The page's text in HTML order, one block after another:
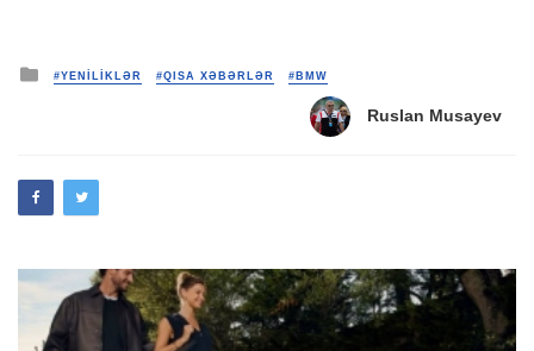
Posted
in
#YENİLİKLƏR #QISA XƏBƏRLƏR #BMW
Ruslan Musayev